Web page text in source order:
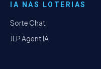
IA NAS LOTERIAS
Sorte Chat
JLP Agent IA